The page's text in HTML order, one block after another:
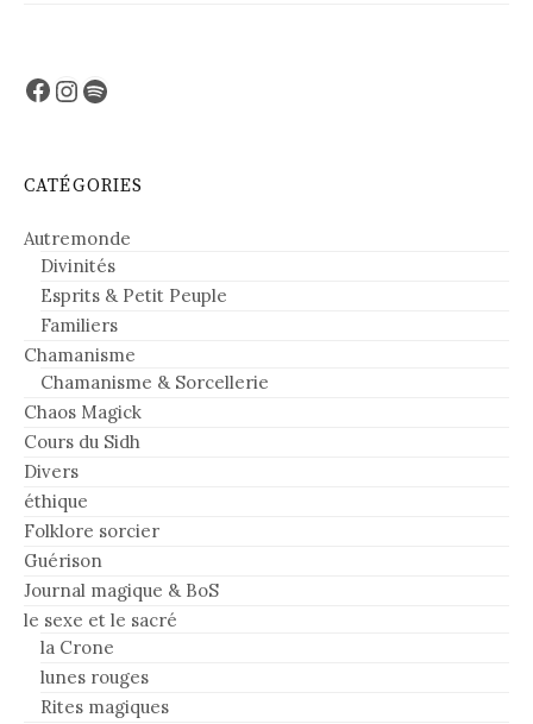
Facebook
Instagram
Spotify
CATÉGORIES
Autremonde
Divinités
Esprits & Petit Peuple
Familiers
Chamanisme
Chamanisme & Sorcellerie
Chaos Magick
Cours du Sidh
Divers
éthique
Folklore sorcier
Guérison
Journal magique & BoS
le sexe et le sacré
la Crone
lunes rouges
Rites magiques